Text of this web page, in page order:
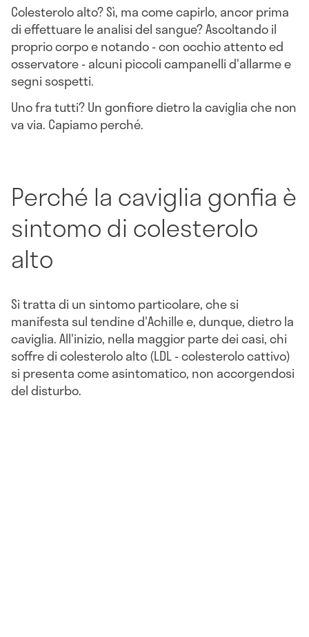
Colesterolo alto? Sì, ma come capirlo, ancor prima
di effettuare le analisi del sangue? Ascoltando il
proprio corpo e notando - con occhio attento ed
osservatore - alcuni piccoli campanelli d'allarme e
segni sospetti.
Uno fra tutti? Ungonfiore dietro la cavigliache non
va via. Capiamo perché.
Perché la caviglia gonfia è
sintomo di colesterolo
alto
Si tratta di un sintomo particolare, che si
manifesta sultendine d'Achillee, dunque, dietro la
caviglia. All'inizio, nella maggior parte dei casi,chi
soffre di colesterolo alto(LDL - colesterolo cattivo)
si presenta come asintomatico, non accorgendosi
del disturbo.